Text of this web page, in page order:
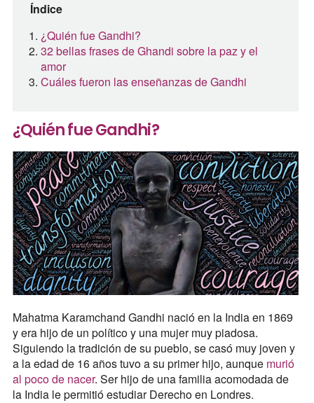
Índice
¿Quién fue Gandhi?
32 bellas frases de Ghandi sobre la paz y el
amor
Cuáles fueron las enseñanzas de Gandhi
¿Quién fue Gandhi?
Mahatma Karamchand Gandhi nació en la India en 1869
y era hijo de un político y una mujer muy piadosa.
Siguiendo la tradición de su pueblo, se casó muy joven y
a la edad de 16 años tuvo a su primer hijo, aunque murió
al poco de nacer. Ser hijo de una familia acomodada de
la India le permitió estudiar Derecho en Londres.